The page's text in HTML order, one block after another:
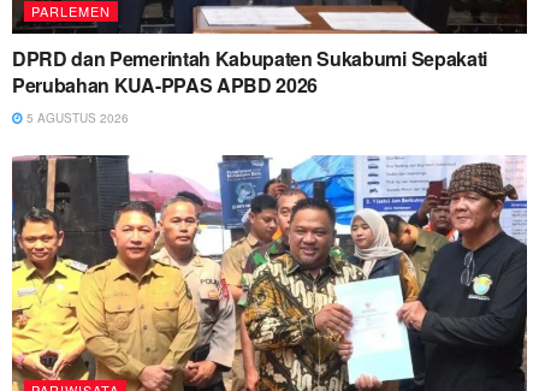
PARLEMEN
DPRD dan Pemerintah Kabupaten Sukabumi Sepakati
Perubahan KUA-PPAS APBD 2026
5 AGUSTUS 2026